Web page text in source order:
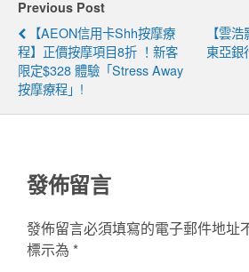
Previous Post
【AEON信用卡Shh按摩療
程】正價按摩項目8折 ！新客
限定$328 體驗「Stress Away
按摩療程」!
【雲
東亞銀
發佈留言
發佈留言必須填寫的電子郵件地址
標示為 *